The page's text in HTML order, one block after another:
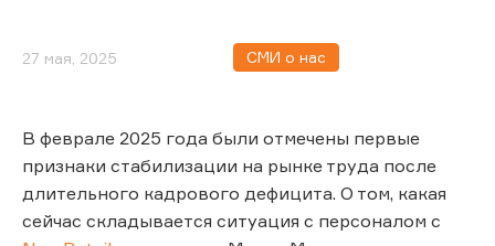
27 мая, 2025 СМИ о нас
В феврале 2025 года были отмечены первые
признаки стабилизации на рынке труда после
длительного кадрового дефицита. О том, какая
сейчас складывается ситуация с персоналом с